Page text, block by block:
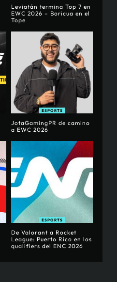
Leviatán termina Top 7 en
EWC 2026 – Boricua en el
Tope
ESPORTS
JotaGamingPR de camino
a EWC 2026
ESPORTS
De Valorant a Rocket
League: Puerto Rico en los
qualifiers del ENC 2026